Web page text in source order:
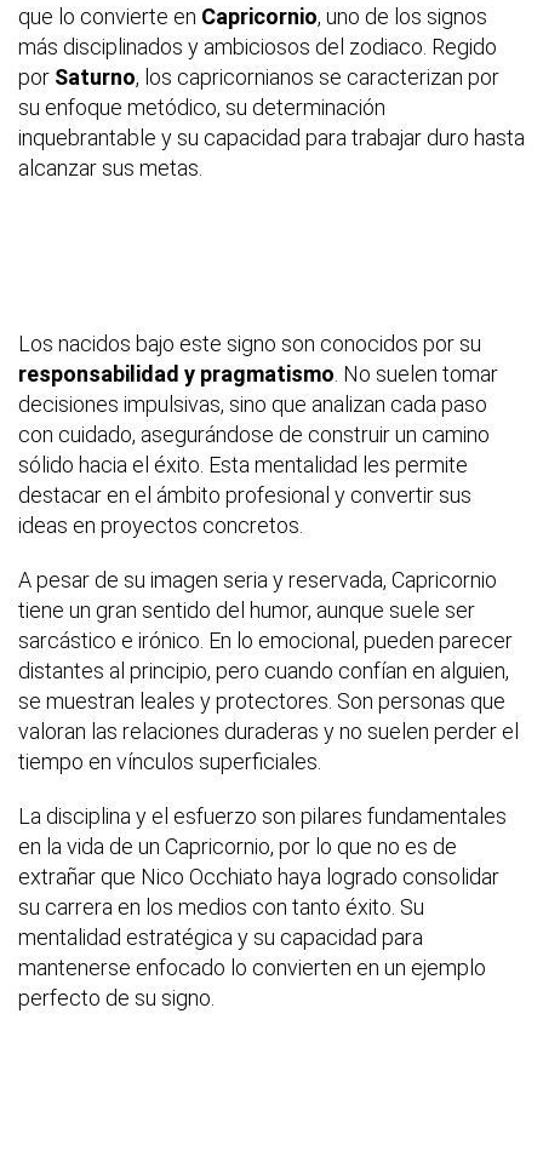
que lo convierte en Capricornio, uno de los signos
más disciplinados y ambiciosos del zodiaco. Regido
por Saturno, los capricornianos se caracterizan por
su enfoque metódico, su determinación
inquebrantable y su capacidad para trabajar duro hasta
alcanzar sus metas.
Los nacidos bajo este signo son conocidos por su
responsabilidad y pragmatismo . No suelen tomar
decisiones impulsivas, sino que analizan cada paso
con cuidado, asegurándose de construir un camino
sólido hacia el éxito. Esta mentalidad les permite
destacar en el ámbito profesional y convertir sus
ideas en proyectos concretos.
A pesar de su imagen seria y reservada, Capricornio
tiene un gran sentido del humor, aunque suele ser
sarcástico e irónico. En lo emocional, pueden parecer
distantes al principio, pero cuando confían en alguien,
se muestran leales y protectores. Son personas que
valoran las relaciones duraderas y no suelen perder el
tiempo en vínculos superficiales.
La disciplina y el esfuerzo son pilares fundamentales
en la vida de un Capricornio, por lo que no es de
extrañar que Nico Occhiato haya logrado consolidar
su carrera en los medios con tanto éxito. Su
mentalidad estratégica y su capacidad para
mantenerse enfocado lo convierten en un ejemplo
perfecto de su signo.